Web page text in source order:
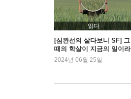
읽다
[심완선의 살다보니 SF] 그
때의 학살이 지금의 일이라
면
2024년 06월 25일